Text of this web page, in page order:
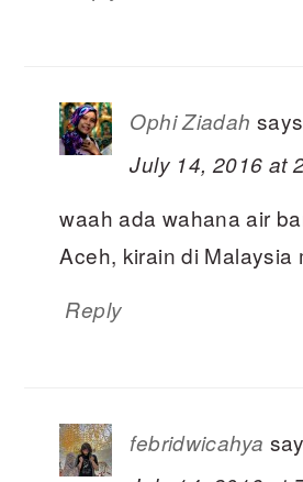
Ophi Ziadah says
July 14, 2016 at
waah ada wahana air
Aceh, kirain di Malaysia
Reply
febridwicahya